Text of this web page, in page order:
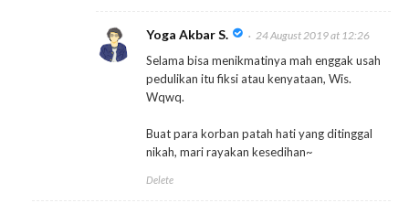
Yoga Akbar S. 24 August 2019 at 12:26
Selama bisa menikmatinya mah enggak usah
pedulikan itu fiksi atau kenyataan, Wis.
Wqwq.
Buat para korban patah hati yang ditinggal
nikah, mari rayakan kesedihan~
Delete